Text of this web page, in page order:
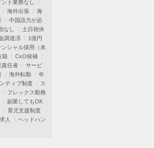
ント業務なし
海外出張
海
中国語力が必
なし
土日祝休
調達済
1億円
ンシャル採用（未
籍
CxO候補
責任者
サービ
海外転勤
年
ティブ制度
ス
フレックス勤務
副業してもOK
育児支援制度
人
ヘッドハン